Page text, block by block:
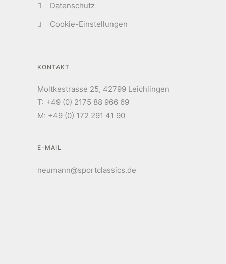
Datenschutz
Cookie-Einstellungen
KONTAKT
Moltkestrasse 25, 42799 Leichlingen
T: +49 (0) 2175 88 966 69
M: +49 (0) 172 291 41 90
E-MAIL
neumann@sportclassics.de